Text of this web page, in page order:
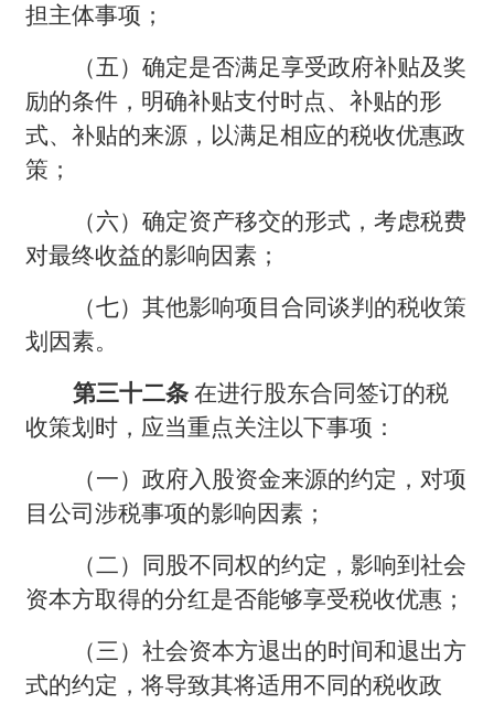
担主体事项；
（五）确定是否满足享受政府补贴及奖
励的条件，明确补贴支付时点、补贴的形
式、补贴的来源，以满足相应的税收优惠政
策；
（六）确定资产移交的形式，考虑税费
对最终收益的影响因素；
（七）其他影响项目合同谈判的税收策
划因素。
第三十二条在进行股东合同签订的税
收策划时，应当重点关注以下事项：
（一）政府入股资金来源的约定，对项
目公司涉税事项的影响因素；
（二）同股不同权的约定，影响到社会
资本方取得的分红是否能够享受税收优惠；
（三）社会资本方退出的时间和退出方
式的约定，将导致其将适用不同的税收政